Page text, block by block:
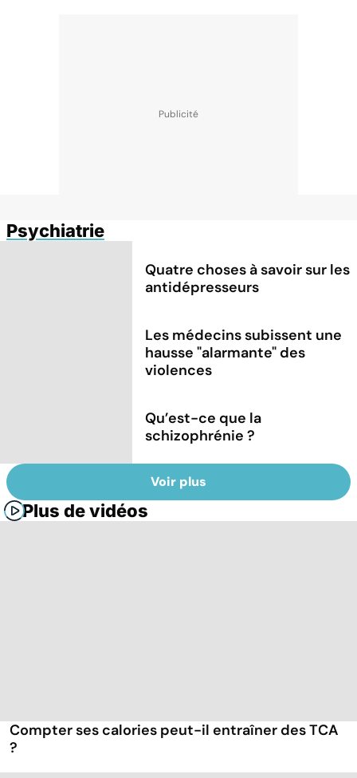
Psychiatrie
Quatre choses à savoir sur les
antidépresseurs
Les médecins subissent une
hausse "alarmante" des
violences
Qu’est-ce que la
schizophrénie ?
Voir plus
Plus de vidéos
Compter ses calories peut-il entraîner des TCA
?